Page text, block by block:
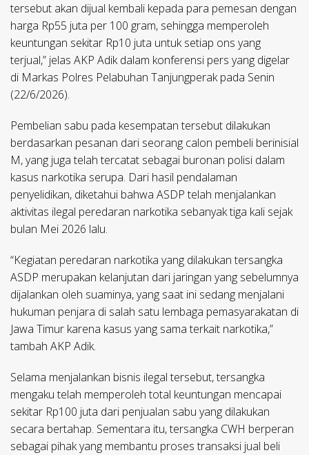
tersebut akan dijual kembali kepada para pemesan dengan
harga Rp55 juta per 100 gram, sehingga memperoleh
keuntungan sekitar Rp10 juta untuk setiap ons yang
terjual,” jelas AKP Adik dalam konferensi pers yang digelar
di Markas Polres Pelabuhan Tanjungperak pada Senin
(22/6/2026).
Pembelian sabu pada kesempatan tersebut dilakukan
berdasarkan pesanan dari seorang calon pembeli berinisial
M, yang juga telah tercatat sebagai buronan polisi dalam
kasus narkotika serupa. Dari hasil pendalaman
penyelidikan, diketahui bahwa ASDP telah menjalankan
aktivitas ilegal peredaran narkotika sebanyak tiga kali sejak
bulan Mei 2026 lalu.
“Kegiatan peredaran narkotika yang dilakukan tersangka
ASDP merupakan kelanjutan dari jaringan yang sebelumnya
dijalankan oleh suaminya, yang saat ini sedang menjalani
hukuman penjara di salah satu lembaga pemasyarakatan di
Jawa Timur karena kasus yang sama terkait narkotika,”
tambah AKP Adik.
Selama menjalankan bisnis ilegal tersebut, tersangka
mengaku telah memperoleh total keuntungan mencapai
sekitar Rp100 juta dari penjualan sabu yang dilakukan
secara bertahap. Sementara itu, tersangka CWH berperan
sebagai pihak yang membantu proses transaksi jual beli